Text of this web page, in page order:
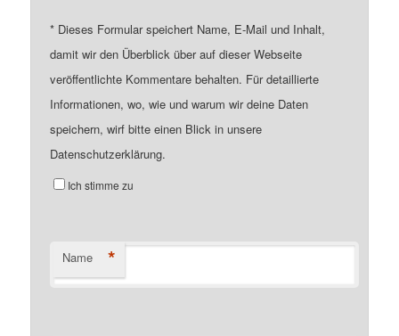
* Dieses Formular speichert Name, E-Mail und Inhalt,
damit wir den Überblick über auf dieser Webseite
veröffentlichte Kommentare behalten. Für detaillierte
Informationen, wo, wie und warum wir deine Daten
speichern, wirf bitte einen Blick in unsere
Datenschutzerklärung.
Ich stimme zu
Name *